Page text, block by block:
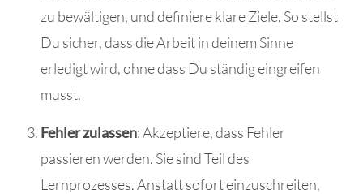
zu bewältigen, und definiere klare Ziele. So stellst
Du sicher, dass die Arbeit in deinem Sinne
erledigt wird, ohne dass Du ständig eingreifen
musst.
Fehler zulassen: Akzeptiere, dass Fehler
passieren werden. Sie sind Teil des
Lernprozesses. Anstatt sofort einzuschreiten,